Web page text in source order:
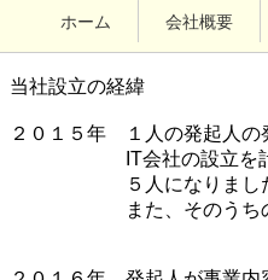
ホーム 会社概要
当社設立の経緯
２０１５年 １人の発起人の
IT会社の設立を計画し
５人になりました
また、そのうちの１人